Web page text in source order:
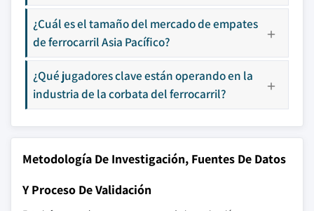
¿Cuál es el tamaño del mercado de empates
de ferrocarril Asia Pacífico?
¿Qué jugadores clave están operando en la
industria de la corbata del ferrocarril?
Metodología De Investigación, Fuentes De Datos
Y Proceso De Validación